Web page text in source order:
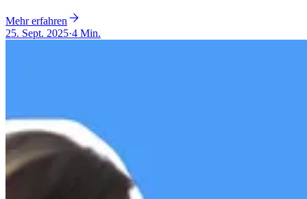
Mehr erfahren
25. Sept. 2025·4 Min.